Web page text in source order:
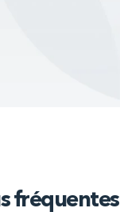
fréquentes